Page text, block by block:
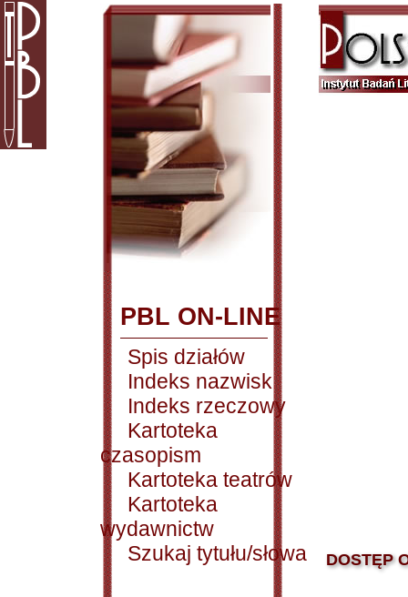
PBL ON-LINE
Spis działów
Indeks nazwisk
Indeks rzeczowy
Kartoteka
czasopism
Kartoteka teatrów
Kartoteka
wydawnictw
Szukaj tytułu/słowa
DOSTĘP